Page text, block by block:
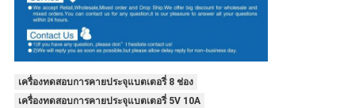
เครื่องทดสอบการคายประจุแบตเตอรี่ 8 ช่อง
เครื่องทดสอบการคายประจุแบตเตอรี่ 5V 10A